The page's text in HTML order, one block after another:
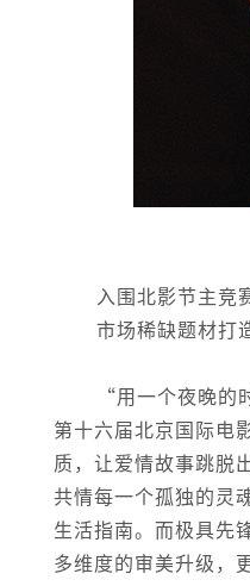
入围北影节主竞
市场稀缺题材
“用一个夜晚的
第十六届北京国际电
质，让爱情故事跳脱
共情每一个孤独的灵
生活指南。而极具先
多维度的审美升级，